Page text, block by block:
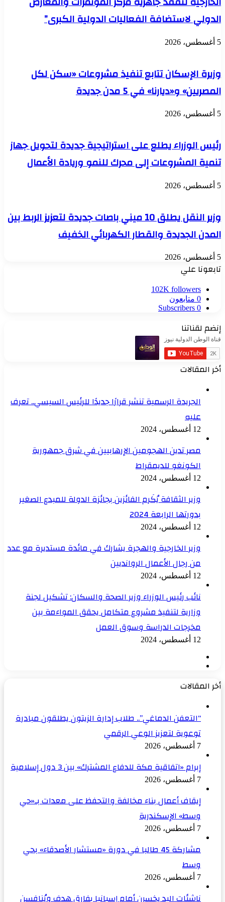
وعلاج
الإدمان
لتشجيعهم
الاستمرار
بحضور
رئيسة
المجلس
لحقوق
صندوق
مكافحة
الادمان
الدولي لاستضافة الفعاليات الدولية الكبرى”
5 أغسطس، 2026
وزيرة الإسكان تتابع تنفيذ مشروعات «سكن لكل
المصريين» و«ديارنا» في 5 مدن جديدة
5 أغسطس، 2026
رئيس الوزراء يطلع على استراتيجية جديدة لتحويل جهاز
تنمية المشروعات إلى محرك للنمو وريادة الأعمال
5 أغسطس، 2026
وزير النقل يطلق 10 ميني باصات جديدة لتعزيز الربط بين
المدن الجديدة والقطار الكهربائي الخفيف
5 أغسطس، 2026
تابعونا علي
102K followers
0 متابعون
0
Subscribers
إنضم لقناتنا
أخر المقالات
الجريدة الرسمية تنشر قرارًا جديدًا للرئيس السيسي.. تعرف
عليه
12 أغسطس، 2024
مصر تدين الهجومين الإرهابيين في شرق جمهورية
الكونغو للديمقراط
12 أغسطس، 2024
وزير الثقافة يُكَرم الفائزين بجائزة الدولة للمبدع الصغير
بدورتها الرابعة 2024
12 أغسطس، 2024
وزير الخارجية والهجرة يشارك في مائدة مستديرة مع عدد
من رجال الأعمال الروانديين
12 أغسطس، 2024
نائب رئيس الوزراء وزير الصحة والسكان: تشكيل لجنة
وزارية لتنفيذ مشروع متكامل يحقق المواءمة بين
مخرجات الدراسة وسوق العمل
12 أغسطس، 2024
أخر المقالات
“التعفن الدماغي”.. طلاب إدارة الزيتون يطلقون مبادرة
توعوية لتعزيز الوعي الرقمي
7 أغسطس، 2026
إبرام «اتفاقية مكة للدفاع المشترك» بين 3 دول إسلامية
7 أغسطس، 2026
إيقاف أعمال بناء مخالفة والتحفظ على معدات بـ«حي
وسط» الإسكندرية
7 أغسطس، 2026
مشاركة 45 طالبا في دورة «مستشار الأصدقاء» بحي
وسط
7 أغسطس، 2026
ناشئات اليد يخسرن أمام إسبانيا بفارق هدف ويُنافسن